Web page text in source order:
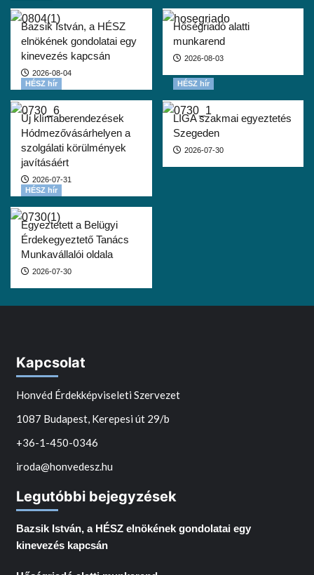
Bazsik István, a HÉSZ
elnökének gondolatai egy
kinevezés kapcsán
2026-08-04
Hőségriadó alatti
munkarend
2026-08-03
HÉSZ hír
Új klímaberendezések
Hódmezővásárhelyen a
szolgálati körülmények
javításáért
2026-07-31
HÉSZ hír
LIGA szakmai egyeztetés
Szegeden
2026-07-30
HÉSZ hír
Egyeztetett a Belügyi
Érdekegyeztető Tanács
Munkavállalói oldala
2026-07-30
Kapcsolat
Honvéd Érdekképviseleti Szervezet
1087 Budapest, Kerepesi út 29/b
+36-1-450-0346
iroda@honvedesz.hu
Legutóbbi bejegyzések
Bazsik István, a HÉSZ elnökének gondolatai egy
kinevezés kapcsán